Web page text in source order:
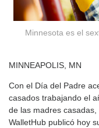
Minnesota es el
MINNEAPOLIS, MN
Con el Día del Padre
casados trabajando el
de las madres
WalletHub publicó hoy